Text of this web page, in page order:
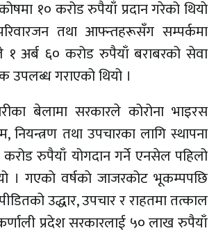
कोषमा १० करोड रुपैयाँ प्रदान गरेको थियाे
तथा आफ्न्तहरूसँग सम्पर्कमा
१ अर्ब ६० करोड रुपैयाँ बराबरको सेवा
उपलब्ध गराएको थियो ।
बेलामा सरकारले कोरोना भाइरस
नियन्त्रण तथा उपचारका लागि स्थापना
रुपैयाँ योगदान गर्ने एनसेल पहिलो
। गएकाे वर्षकाे जाजरकोट भूकम्पपछि
उद्धार, उपचार र राहतमा तत्काल
प्रदेश सरकारलाई ५० लाख रुपैयाँ